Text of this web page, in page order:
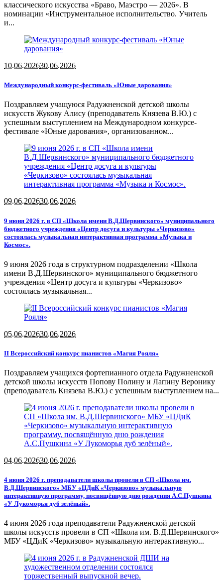
классического искусства «Браво, Маэстро — 2026». В
номинации «Инструментальное исполнительство. Учитель
и...
10.06.202630.06.2026
Международный конкурс-фестиваль «Юные дарования»
Поздравляем учащуюся Радужненской детской школы
искусств Жукову Алису (преподаватель Князева В.Ю.) с
успешным выступлением на Международном конкурсе-
фестивале «Юные дарования», организованном...
09.06.202630.06.2026
9 июня 2026 г. в СП «Школа имени В.Д.Шервинского» муниципального
бюджетного учреждения «Центр досуга и культуры «Черкизово»
состоялась музыкальная интерактивная программа «Музыка и
Космос».
9 июня 2026 года в структурном подразделении «Школа
имени В.Д.Шервинского» муниципального бюджетного
учреждения «Центр досуга и культуры «Черкизово»
состоялась музыкальная...
05.06.202630.06.2026
II Всероссийский конкурс пианистов «Магия Рояля»
Поздравляем учащихся фортепианного отдела Радужненской
детской школы искусств Попову Полину и Лапину Веронику
(преподаватель Князева В.Ю.) с успешным выступлением на...
04.06.202630.06.2026
4 июня 2026 г. преподаватели школы провели в СП «Школа им.
В.Д.Шервинского» МБУ «ЦДиК «Черкизово» музыкальную
интерактивную программу, посвящённую дню рождения А.С.Пушкина
«У Лукоморья дуб зелёный».
4 июня 2026 года преподаватели Радужненской детской
школы искусств провели в СП «Школа им. В.Д.Шервинского»
МБУ «ЦДиК «Черкизово» музыкальную интерактивную...